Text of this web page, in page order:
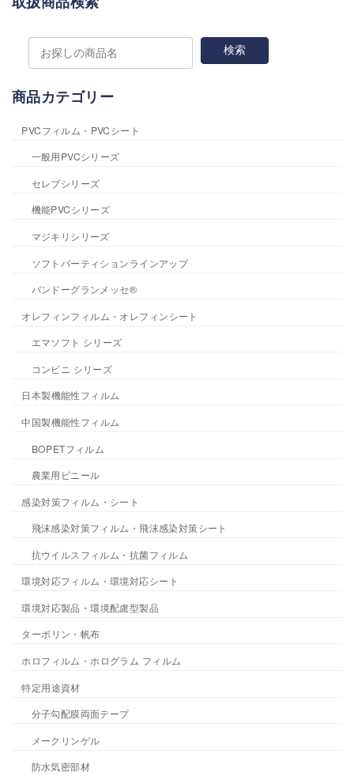
商品カテゴリー
PVCフィルム・PVCシート
一般用PVCシリーズ
セレブシリーズ
機能PVCシリーズ
マジキリシリーズ
ソフトパーティションラインアップ
バンドーグランメッセ®
オレフィンフィルム・オレフィンシート
エマソフト シリーズ
コンビニ シリーズ
日本製機能性フィルム
中国製機能性フィルム
BOPETフィルム
農業用ビニール
感染対策フィルム・シート
飛沫感染対策フィルム・飛沫感染対策シート
抗ウイルスフィルム・抗菌フィルム
環境対応フィルム・環境対応シート
環境対応製品・環境配慮型製品
ターポリン・帆布
ホロフィルム・ホログラム フィルム
特定用途資材
分子勾配膜両面テープ
メークリンゲル
防水気密部材